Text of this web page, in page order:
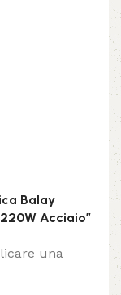
Balay
Acciaio”
una